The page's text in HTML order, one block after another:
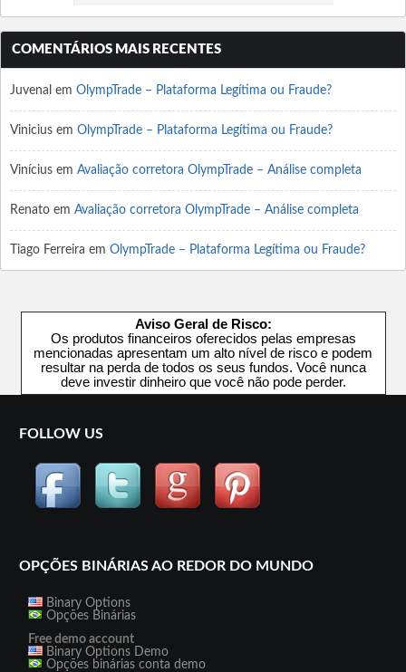
COMENTÁRIOS MAIS RECENTES
Juvenal em OlympTrade – Plataforma Legítima ou Fraude?
Vinicius em OlympTrade – Plataforma Legítima ou Fraude?
Vinícius em Avaliação corretora OlympTrade – Análise completa
Renato em Avaliação corretora OlympTrade – Análise completa
Tiago Ferreira em OlympTrade – Plataforma Legítima ou Fraude?
Aviso Geral de Risco:
Os produtos financeiros oferecidos pelas empresas
mencionadas apresentam um alto nível de risco e podem
resultar na perda de todos os seus fundos. Você nunca
deve investir dinheiro que você não pode perder.
FOLLOW US
OPÇÕES BINÁRIAS AO REDOR DO MUNDO
Binary Options
Opções Binárias
Free demo account
Binary Options Demo
Opções binárias conta demo